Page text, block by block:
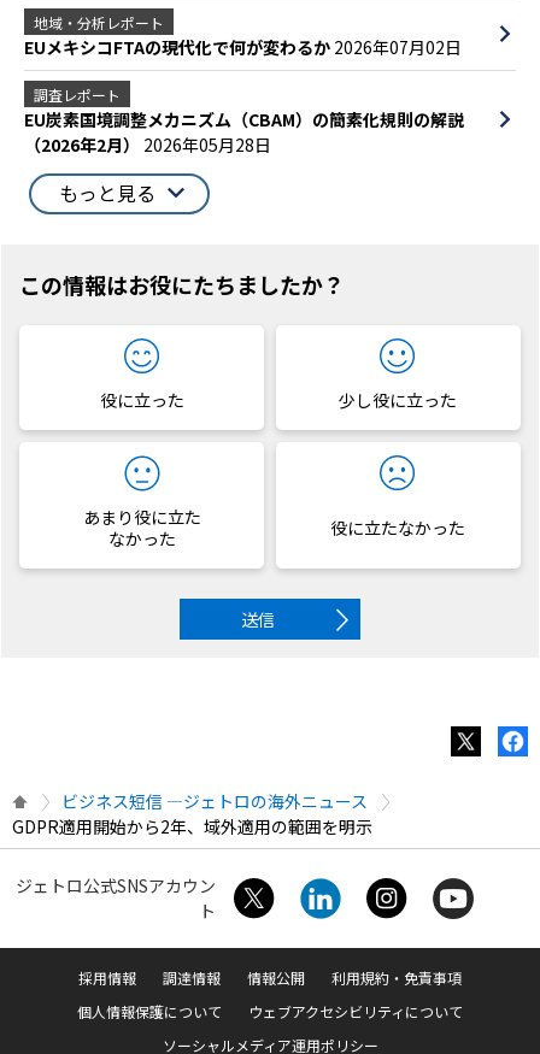
地域・分析レポート
EUメキシコFTAの現代化で何が変わるか 2026年07月02日
調査レポート
EU炭素国境調整メカニズム（CBAM）の簡素化規則の解説
（2026年2月） 2026年05月28日
もっと見る
この情報はお役にたちましたか？
役に立った 少し役に立った
あまり役に立た
なかった
役に立たなかった
送信
ビジネス短信 ―ジェトロの海外ニュース
GDPR適用開始から2年、域外適用の範囲を明示
ジェトロ公式SNSアカウン
ト
採用情報 調達情報 情報公開
利用規約・免責事項
個人情報保護について
ウェブアクセシビリティについて
ソーシャルメディア運用ポリシー